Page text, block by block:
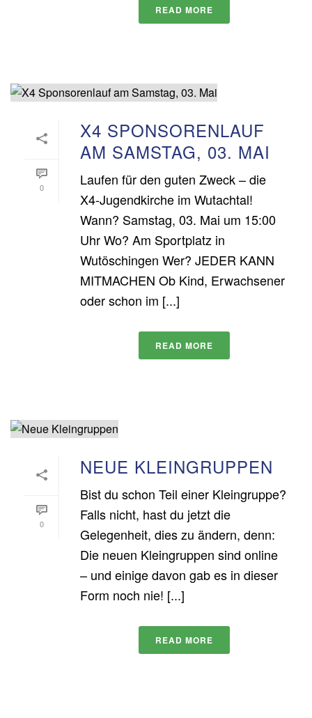
READ MORE
0
X4 SPONSORENLAUF
AM SAMSTAG, 03. MAI
Laufen für den guten Zweck – die
X4-Jugendkirche im Wutachtal!
Wann? Samstag, 03. Mai um 15:00
Uhr Wo? Am Sportplatz in
Wutöschingen Wer? JEDER KANN
MITMACHEN Ob Kind, Erwachsener
oder schon im [...]
READ MORE
0
NEUE KLEINGRUPPEN
Bist du schon Teil einer Kleingruppe?
Falls nicht, hast du jetzt die
Gelegenheit, dies zu ändern, denn:
Die neuen Kleingruppen sind online
– und einige davon gab es in dieser
Form noch nie! [...]
READ MORE